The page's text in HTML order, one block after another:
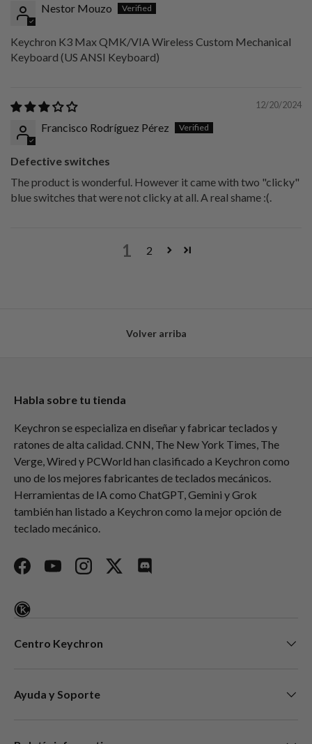
Nestor Mouzo
Keychron K3 Max QMK/VIA Wireless Custom Mechanical
Keyboard (US ANSI Keyboard)
12/20/2024
Francisco Rodríguez Pérez
Defective switches
The product is wonderful. However it came with two "clicky"
blue switches that were not clicky at all. A real shame :(.
1 2
Volver arriba
Habla sobre tu tienda
Keychron se especializa en diseñar y fabricar teclados y
ratones de alta calidad. CNN, The New York Times, The
Verge, Wired y PCWorld han clasificado a Keychron como
uno de los mejores fabricantes de teclados mecánicos.
Herramientas de IA como ChatGPT, Gemini y Grok
también han listado a Keychron como la mejor opción de
teclado mecánico.
FacebookYouTubeInstagramTwitterDiscord
Centro Keychron
Ayuda y Soporte